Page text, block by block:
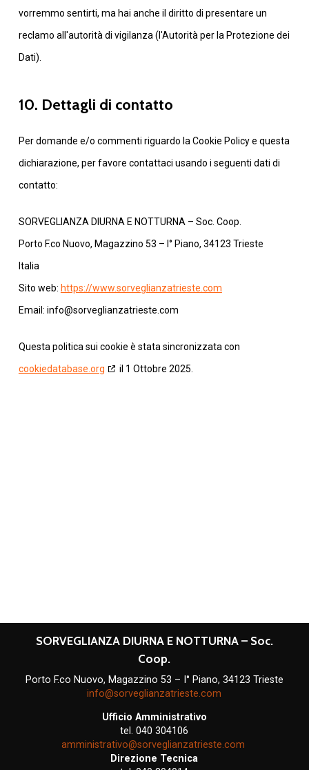
vorremmo sentirti, ma hai anche il diritto di presentare un
reclamo all'autorità di vigilanza (l'Autorità per la Protezione dei
Dati).
10. Dettagli di contatto
Per domande e/o commenti riguardo la Cookie Policy e questa
dichiarazione, per favore contattaci usando i seguenti dati di
contatto:
SORVEGLIANZA DIURNA E NOTTURNA – Soc. Coop.
Porto F.co Nuovo, Magazzino 53 – I° Piano, 34123 Trieste
Italia
Sito web: https://www.sorveglianzatrieste.com
Email: info@sorveglianzatrieste.com
Questa politica sui cookie è stata sincronizzata con
cookiedatabase.org
il 1 Ottobre 2025.
SORVEGLIANZA DIURNA E NOTTURNA – Soc.
Coop.
Porto F.co Nuovo, Magazzino 53 – I° Piano, 34123 Trieste
info@sorveglianzatrieste.com
Ufficio Amministrativo
tel. 040 304106
amministrativo@sorveglianzatrieste.com
Direzione Tecnica